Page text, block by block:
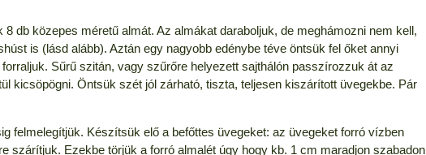
db közepes méretű almát. Az almákat daraboljuk, de meghámozni nem kell,
is (lásd alább). Aztán egy nagyobb edénybe téve öntsük fel őket annyi
Sűrű szitán, vagy szűrőre helyezett sajthálón passzírozzuk át az
kicsöpögni. Öntsük szét jól zárható, tiszta, teljesen kiszárított üvegekbe. Pár
felmelegítjük. Készítsük elő a befőttes üvegeket: az üvegeket forró vízben
szárítjuk. Ezekbe törjük a forró almalét úgy hogy kb. 1 cm maradjon szabadon